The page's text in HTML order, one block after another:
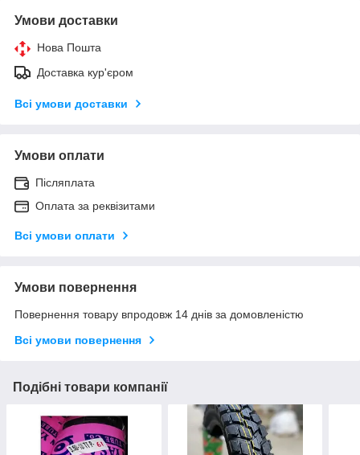
Умови доставки
Нова Пошта
Доставка кур'єром
Всі умови доставки
Умови оплати
Післяплата
Оплата за реквізитами
Всі умови оплати
Умови повернення
Повернення товару впродовж 14 днів за домовленістю
Всі умови повернення
Подібні товари компанії